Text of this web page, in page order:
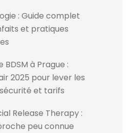
: Guide complet
et pratiques
BDSM à Prague :
2025 pour lever les
et tarifs
Release Therapy :
peu connue